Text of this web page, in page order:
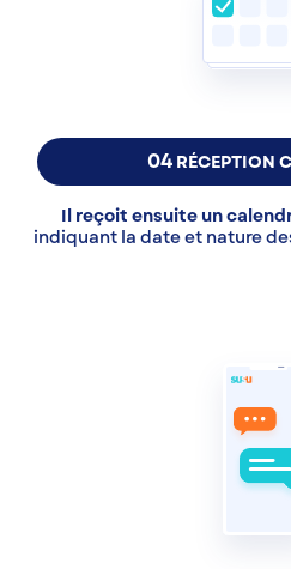
04 RÉCEPTION
Il reçoit ensuite un
indiquant la date et nature